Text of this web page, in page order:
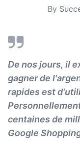
By
De nos jours, il
gagner de
rapides est
centaines de
Google